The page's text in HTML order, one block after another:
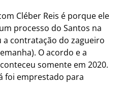
Cléber Reis é porque ele
processo do Santos na
a contratação do zagueiro
O acordo e a
somente em 2020.
foi emprestado para